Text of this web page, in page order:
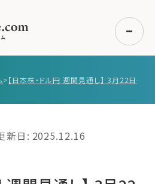
>
新日: 2025.12.16